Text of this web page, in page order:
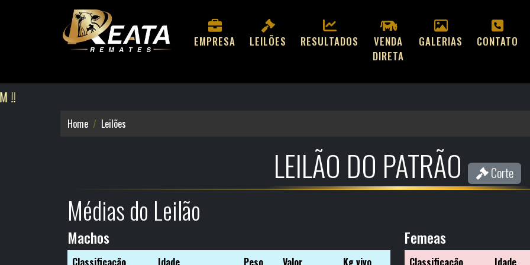
EMPRESA LEILÕES RESULTADOS
VENDA
DIRETA
GALERIAS CONTATO
Home Leilões
LEILÃO DO PATRÃO Corte
Médias do Leilão
Machos Femeas